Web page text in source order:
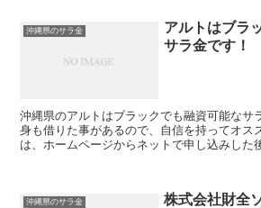
沖縄県のサラ金
アルトはブラ
サラ金です！
沖縄県のアルトはブラックでも融資可能なサ
身も借りた事があるので、自信を持ってオス
は、ホームページからネットで申し込みした
沖縄県のサラ金
株式会社財全